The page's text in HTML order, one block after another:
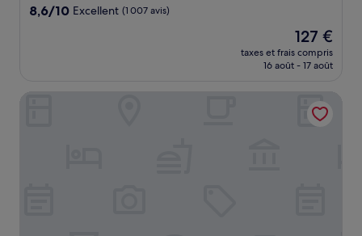
8.6
8,6/10 Excellent (1 007 avis)
Le
nouveau
prix
de
127 €
127 €
taxes et frais compris
16 août - 17 août